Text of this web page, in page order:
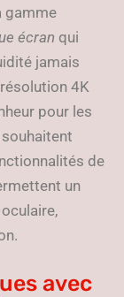
gamme
écran qui
jamais
4K
pour les
de
un
avec